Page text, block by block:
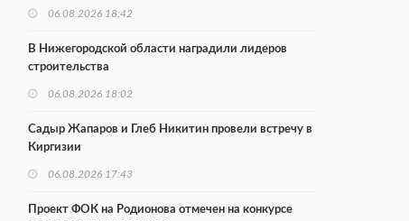
06.08.2026 18:42
В Нижегородской области наградили лидеров
строительства
06.08.2026 18:02
Садыр Жапаров и Глеб Никитин провели встречу в
Киргизии
06.08.2026 17:43
Проект ФОК на Родионова отмечен на конкурсе